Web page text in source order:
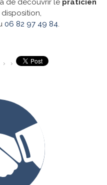
06 82 97 49 84.